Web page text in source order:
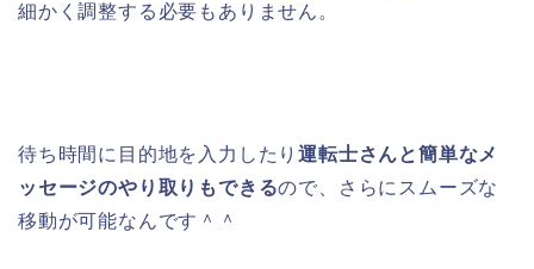
細かく調整する必要もありません。
待ち時間に目的地を入力したり運転士さんと簡単なメ
ッセージのやり取りもできるので、さらにスムーズな
移動が可能なんです＾＾